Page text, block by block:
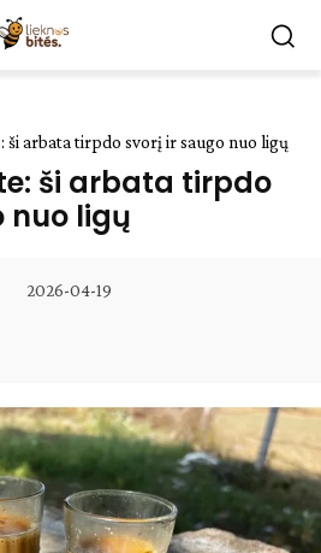
ši arbata tirpdo svorį ir saugo nuo ligų
ši arbata tirpdo
nuo ligų
2026-04-19